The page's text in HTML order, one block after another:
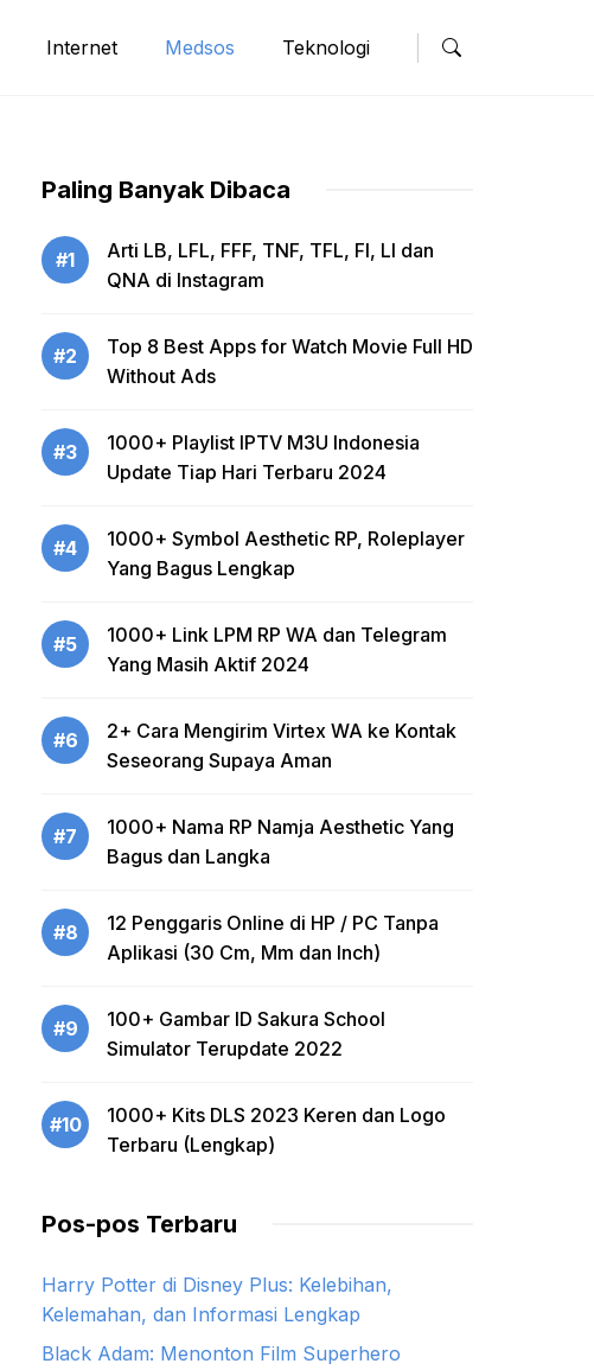
Internet Medsos Teknologi
Paling Banyak Dibaca
#1
Arti LB, LFL, FFF, TNF, TFL, FI, LI dan
QNA di Instagram
#2
Top 8 Best Apps for Watch Movie Full HD
Without Ads
#3
1000+ Playlist IPTV M3U Indonesia
Update Tiap Hari Terbaru 2024
#4
1000+ Symbol Aesthetic RP, Roleplayer
Yang Bagus Lengkap
#5
1000+ Link LPM RP WA dan Telegram
Yang Masih Aktif 2024
#6
2+ Cara Mengirim Virtex WA ke Kontak
Seseorang Supaya Aman
#7
1000+ Nama RP Namja Aesthetic Yang
Bagus dan Langka
#8
12 Penggaris Online di HP / PC Tanpa
Aplikasi (30 Cm, Mm dan Inch)
#9
100+ Gambar ID Sakura School
Simulator Terupdate 2022
#10
1000+ Kits DLS 2023 Keren dan Logo
Terbaru (Lengkap)
Pos-pos Terbaru
Harry Potter di Disney Plus: Kelebihan,
Kelemahan, dan Informasi Lengkap
Black Adam: Menonton Film Superhero